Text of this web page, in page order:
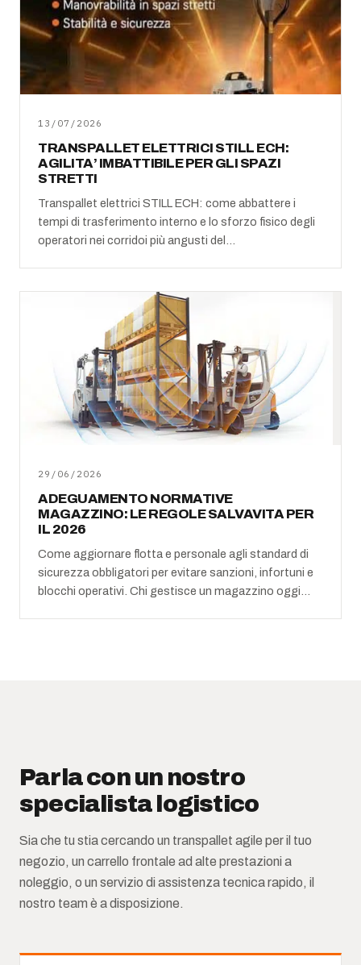
13/07/2026
TRANSPALLET ELETTRICI STILL ECH:
AGILITA’ IMBATTIBILE PER GLI SPAZI
STRETTI
Transpallet elettrici STILL ECH: come abbattere i
tempi di trasferimento interno e lo sforzo fisico degli
operatori nei corridoi più angusti del…
29/06/2026
ADEGUAMENTO NORMATIVE
MAGAZZINO: LE REGOLE SALVAVITA PER
IL 2026
Come aggiornare flotta e personale agli standard di
sicurezza obbligatori per evitare sanzioni, infortuni e
blocchi operativi. Chi gestisce un magazzino oggi…
Parla con un nostro
specialista logistico
Sia che tu stia cercando un transpallet agile per il tuo
negozio, un carrello frontale ad alte prestazioni a
noleggio, o un servizio di assistenza tecnica rapido, il
nostro team è a disposizione.